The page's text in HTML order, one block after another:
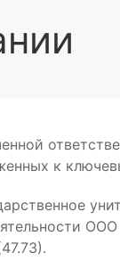
к
ООО